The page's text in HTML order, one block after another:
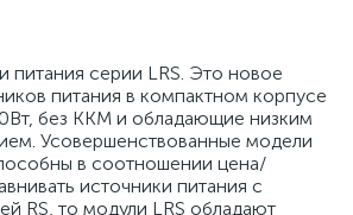
питания серии LRS. Это новое
питания в компактном корпусе
без ККМ и обладающие низким
Усовершенствованные модели
в соотношении цена/
источники питания с
RS, то модули LRS обладают